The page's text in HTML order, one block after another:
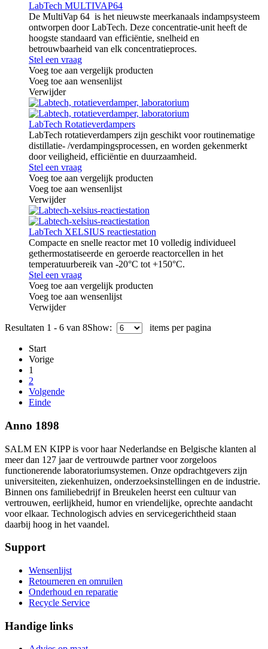
LabTech MULTIVAP64
De MultiVap 64 is het nieuwste meerkanaals indampsysteem
ontworpen door LabTech. Deze concentratie-unit heeft de
hoogste standaard van efficiëntie, snelheid en
betrouwbaarheid van elk concentratieproces.
Stel een vraag
Voeg toe aan vergelijk producten
Voeg toe aan wensenlijst
Verwijder
LabTech Rotatieverdampers
LabTech rotatieverdampers zijn geschikt voor routinematige
distillatie- /verdampingsprocessen, en worden gekenmerkt
door veiligheid, efficiëntie en duurzaamheid.
Stel een vraag
Voeg toe aan vergelijk producten
Voeg toe aan wensenlijst
Verwijder
LabTech XELSIUS reactiestation
Compacte en snelle reactor met 10 volledig individueel
gethermostatiseerde en geroerde reactorcellen in het
temperatuurbereik van -20°C tot +150°C.
Stel een vraag
Voeg toe aan vergelijk producten
Voeg toe aan wensenlijst
Verwijder
Resultaten 1 - 6 van 8Show: items per pagina
Start
Vorige
1
2
Volgende
Einde
Anno 1898
SALM EN KIPP is voor haar Nederlandse en Belgische klanten al
meer dan 127 jaar de vertrouwde partner voor zorgeloos
functionerende laboratoriumsystemen. Onze opdrachtgevers zijn
universiteiten, ziekenhuizen, onderzoeksinstellingen en de industrie.
Binnen ons familiebedrijf in Breukelen heerst een cultuur van
vertrouwen, eerlijkheid, humor en vriendelijke, oprechte aandacht
voor elkaar. Technologisch advies en servicegerichtheid staan
daarbij hoog in het vaandel.
Support
Wensenlijst
Retourneren en omruilen
Onderhoud en reparatie
Recycle Service
Handige links